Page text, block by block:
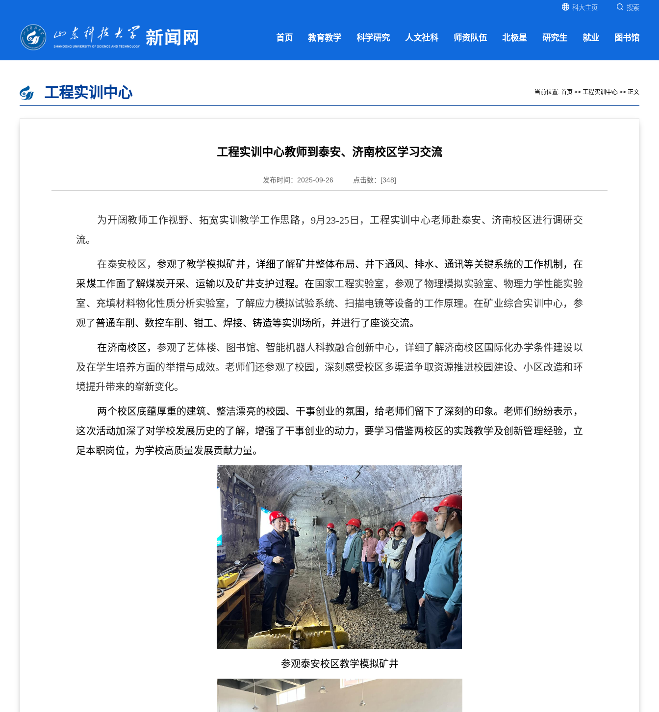
科大主页 搜索
首页 教育教学 科学研究 人文社科 师资队伍 北极星 研究生 就业 图书馆
工程实训中心 当前位置: 首页 >> 工程实训中心>> 正文
工程实训中心教师到泰安、济南校区学习交流
发布时间：2025-09-26 点击数：[348]
为开阔教师工作视野、拓宽实训教学工作思路， 9月 23-25 日，工程实训中心老师赴泰安、济南校区进行调研交
流。
在泰安校区， 参观了教学模拟矿井，详细了解矿井整体布局、井下通风、排水、通讯等关键系统的工作机制，在
采煤工作面了解煤炭开采、运输以及矿井支护过程。在 国家工程实验室， 参观了物理模拟实验室、物理力学性能实验
室、充填材料物化性质分析实验室，了解应力模拟试验系统、扫描电镜等设备的工作原理。在矿业综合实训中心，参
观了普通车削、数控车削、钳工、焊接、铸造等实训场所，并进行了座谈交流。
在济南校区， 参观了艺体楼、图书馆、智能机器人科教融合创新中心，详细了解济南校区国际化办学条件建设以
及在学生培养方面的举措与成效。老师们还参观了校园，深刻感受校区多渠道争取资源推进校园建设、小区改造和环
境提升带来的崭新变化。
两个校区底蕴厚重的建筑、整洁漂亮的校园、干事创业的氛围，给老师们留下了深刻的印象。老师们纷纷表示，
这次活动加深了对学校发展历史的了解，增强了干事创业的动力，要学习借鉴两校区的实践教学及创新管理经验，立
足本职岗位，为学校高质量发展贡献力量。
参观泰安校区教学模拟矿井